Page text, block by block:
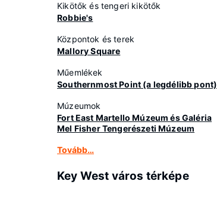
Kikötők és tengeri kikötők
Robbie's
Központok és terek
Mallory Square
Műemlékek
Southernmost Point (a legdélibb pont)
Múzeumok
Fort East Martello Múzeum és Galéria
Mel Fisher Tengerészeti Múzeum
Tovább…
Key West város térképe